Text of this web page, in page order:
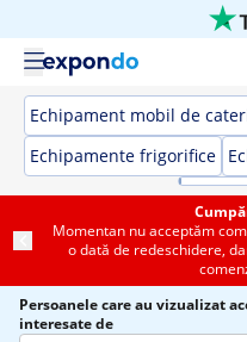
Echipament mobil de
Echipamente frigorifice
Momentan nu acceptăm
o dată de redeschidere,
Persoanele care au vizualizat
interesate de